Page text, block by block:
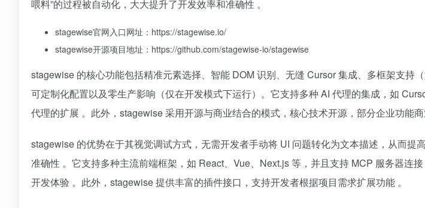
喂料”的过程被自动化，大大提升了开发效率和准确性 。
stagewise官网入口网址：https://stagewise.io/
stagewise开源项目地址：https://github.com/stagewise-io/stagewise
stagewise 的核心功能包括精准元素选择、智能 DOM 识别、无缝 Cursor 集成、多框架支持
可定制化配置以及零生产影响（仅在开发模式下运行）。它支持多种 AI 代理的集成，如
代理的扩展 。此外，stagewise 采用开源与商业结合的模式，核心技术开源，部分企业功能商
stagewise 的优势在于其视觉调试方式，无需开发者手动将 UI 问题转化为文本描述，从而提
准确性 。它支持多种主流前端框架，如 React、Vue、Next.js 等，并且支持 MCP 服务器连
开发体验 。此外，stagewise 提供丰富的插件接口，支持开发者根据项目需求扩展功能 。